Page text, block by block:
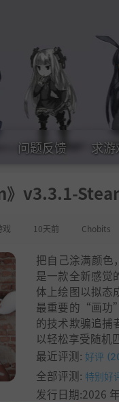
问题反馈 求游
》v3.3.1-
戏 10天前 Chobits
把自己涂满颜色
是一款全新感觉
体上绘图以拟态
最重要的“画功
的技术欺骗追捕
以轻松享受随机
最近评测: 好评
全部评测: 特别好
发行日期:2026